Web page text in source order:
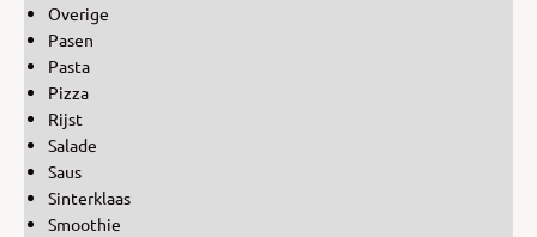
Overige
Pasen
Pasta
Pizza
Rijst
Salade
Saus
Sinterklaas
Smoothie